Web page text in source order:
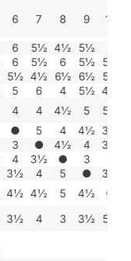
6 7 8 9 10
6 5½ 4½ 5½
6 5½ 6 5½ 5½
5½ 4½ 6½ 6½
5½
5 6 4 5½ 4½
4 4 4½ 5 5½
● 5 4 4½ 3½
3 ● 4½ 4 3½
4 3½ ● 3
3½ 4 5 ● 3½
4½ 4½ 5 4½ ●
3½ 4 3 3½ 5½